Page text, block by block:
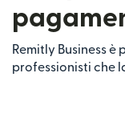
Remitly Business
professionisti che